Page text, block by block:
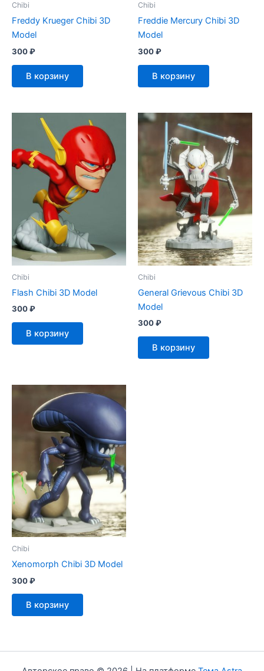
Chibi
Freddy Krueger Chibi 3D
Model
300₽
В корзину
Chibi
Freddie Mercury Chibi 3D
Model
300₽
В корзину
Chibi
Flash Chibi 3D Model
300₽
В корзину
Chibi
General Grievous Chibi 3D
Model
300₽
В корзину
Chibi
Xenomorph Chibi 3D Model
300₽
В корзину